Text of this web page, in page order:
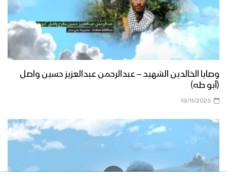
وصايا الخالدين الشهيد – عبدالرحمن عبدالعزيز حسين واصل
(أبو طه)
19/11/2025